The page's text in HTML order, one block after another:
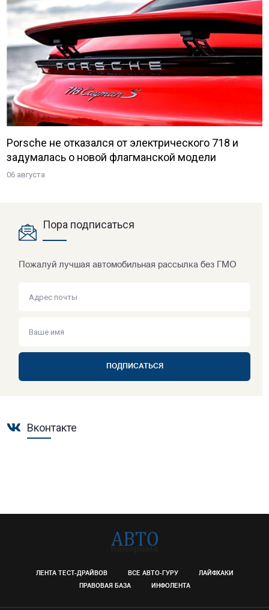
Porsche не отказался от электрического 718 и
задумалась о новой флагманской модели
06 августа
Пора подписаться
Пожалуй лучшая автомобильная рассылка без ГМО
ПОДПИСАТЬСЯ
Вконтакте
ЛЕНТА ТЕСТ-ДРАЙВОВ ВСЕ АВТО-ГУРУ
ЛАЙФХАКИ
ПРАВОВАЯ БАЗА
ИНФОЛЕНТА